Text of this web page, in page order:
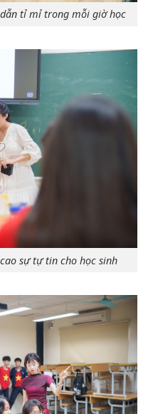
tỉ mỉ trong mỗi giờ học
sự tự tin cho học sinh